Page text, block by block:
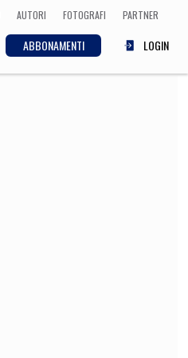
AUTORI FOTOGRAFI PARTNER
ABBONAMENTI LOGIN